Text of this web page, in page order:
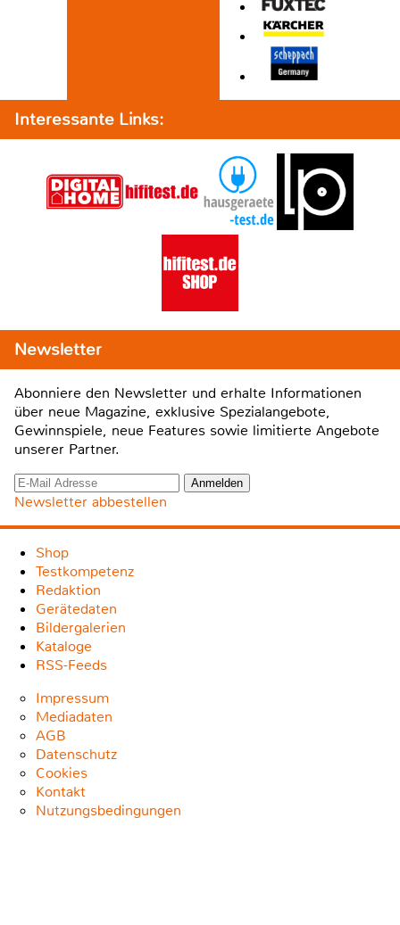
Interessante Links:
Newsletter
Abonniere den Newsletter und erhalte Informationen
über neue Magazine, exklusive Spezialangebote,
Gewinnspiele, neue Features sowie limitierte Angebote
unserer Partner.
Newsletter abbestellen
Shop
Testkompetenz
Redaktion
Gerätedaten
Bildergalerien
Kataloge
RSS-Feeds
Impressum
Mediadaten
AGB
Datenschutz
Cookies
Kontakt
Nutzungsbedingungen